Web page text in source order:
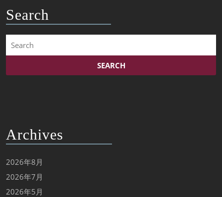
Search
for:
Archives
2026年8月
2026年7月
2026年5月